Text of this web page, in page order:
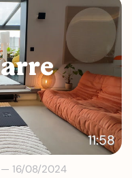
11:58
16/08/2024